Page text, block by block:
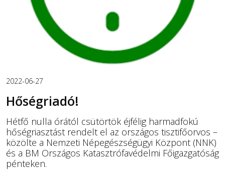
2022-06-27
Hőségriadó!
Hétfő nulla órától csütörtök éjfélig harmadfokú
hőségriasztást rendelt el az országos tisztifőorvos –
közölte a Nemzeti Népegészségügyi Központ (NNK)
és a BM Országos Katasztrófavédelmi Főigazgatóság
pénteken.